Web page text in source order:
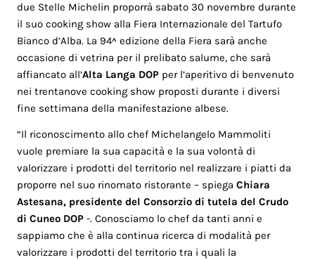
due Stelle Michelin proporrà sabato 30 novembre durante
il suo cooking show alla Fiera Internazionale del Tartufo
Bianco d’Alba. La 94^ edizione della Fiera sarà anche
occasione di vetrina per il prelibato salume, che sarà
affiancato all’Alta Langa DOP per l’aperitivo di benvenuto
nei trentanove cooking show proposti durante i diversi
fine settimana della manifestazione albese.
“Il riconoscimento allo chef Michelangelo Mammoliti
vuole premiare la sua capacità e la sua volontà di
valorizzare i prodotti del territorio nel realizzare i piatti da
proporre nel suo rinomato ristorante – spiegaChiara
Astesana, presidente del Consorzio di tutela del Crudo
di Cuneo DOP -. Conosciamo lo chef da tanti anni e
sappiamo che è alla continua ricerca di modalità per
valorizzare i prodotti del territorio tra i quali la